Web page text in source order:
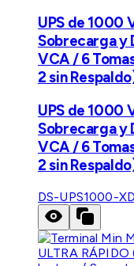
UPS de 1000
Sobrecarga y
VCA / 6
2 sin
UPS de 1000
Sobrecarga y
VCA / 6
2 sin
DS-UPS1000-X